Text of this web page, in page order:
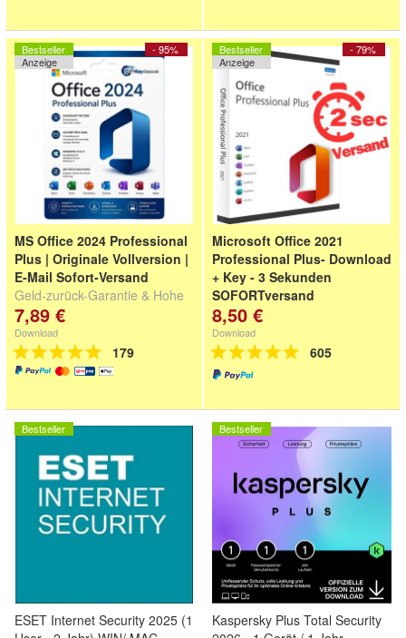
- 95%
Bestseller
Anzeige
MS Office 2024 Professional
Plus | Originale Vollversion |
E-Mail Sofort-Versand
Geld-zurück-Garantie & Hohe
Kundenzufriedenheit
7,89 €
Download
179
- 79%
Bestseller
Anzeige
Microsoft Office 2021
Professional Plus- Download
+ Key - 3 Sekunden
SOFORTversand
8,50 €
Download
605
Bestseller
ESET Internet Security 2025 (1
Bestseller
Kaspersky Plus Total Security